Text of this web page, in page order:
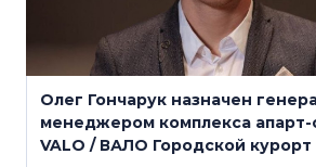
Олег Гончарук назначен
менеджером комплекса апарт-
VALO / ВАЛО Городской курорт